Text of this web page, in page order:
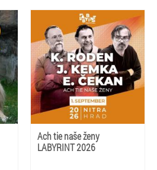
Ach tie naše ženy
LABYRINT 2026